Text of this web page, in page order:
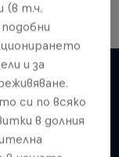
(в т.ч.
и за
си по всяко
в долния